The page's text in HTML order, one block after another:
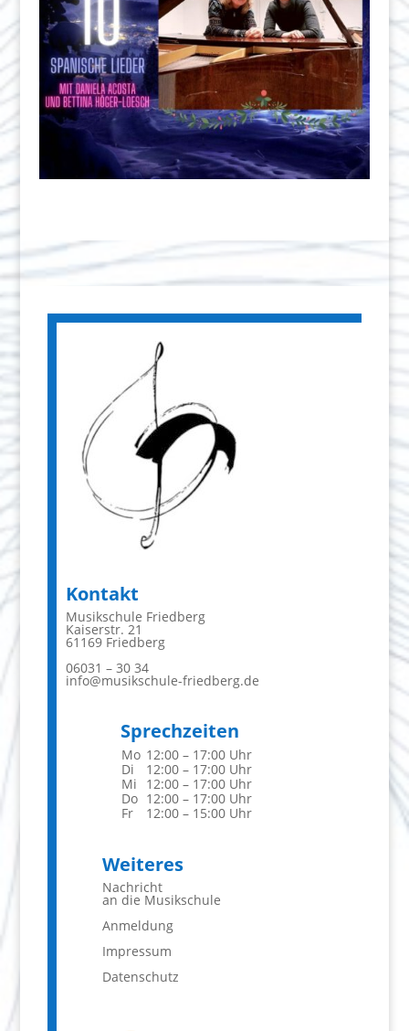
Kontakt
Musikschule Friedberg
Kaiserstr. 21
61169 Friedberg
06031 – 30 34
info@musikschule-friedberg.de
Sprechzeiten
Mo 12:00 – 17:00 Uhr
Di
12:00 – 17:00 Uhr
Mi
12:00 – 17:00 Uhr
Do 12:00 – 17:00 Uhr
Fr
12:00 – 15:00 Uhr
Weiteres
Nachricht
an die Musikschule
Anmeldung
Impressum
Datenschutz